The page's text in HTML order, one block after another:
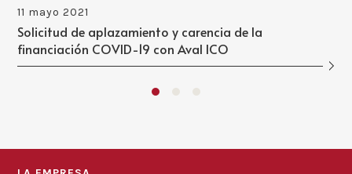
11 mayo 2021
Solicitud de aplazamiento y carencia de la
financiación COVID-19 con Aval ICO